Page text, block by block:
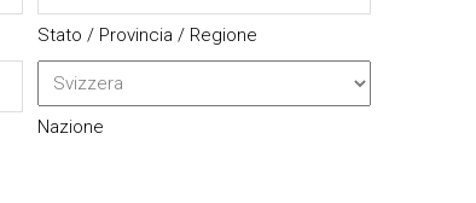
Stato / Provincia / Regione
Nazione